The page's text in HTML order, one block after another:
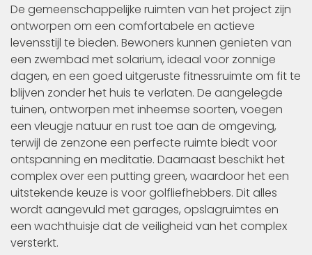
De gemeenschappelijke ruimten van het project zijn
ontworpen om een comfortabele en actieve
levensstijl te bieden. Bewoners kunnen genieten van
een zwembad met solarium, ideaal voor zonnige
dagen, en een goed uitgeruste fitnessruimte om fit te
blijven zonder het huis te verlaten. De aangelegde
tuinen, ontworpen met inheemse soorten, voegen
een vleugje natuur en rust toe aan de omgeving,
terwijl de zenzone een perfecte ruimte biedt voor
ontspanning en meditatie. Daarnaast beschikt het
complex over een putting green, waardoor het een
uitstekende keuze is voor golfliefhebbers. Dit alles
wordt aangevuld met garages, opslagruimtes en
een wachthuisje dat de veiligheid van het complex
versterkt.